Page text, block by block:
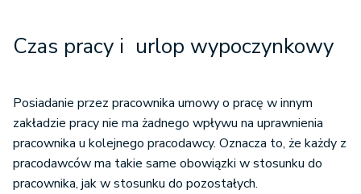
Czas pracy i urlop wypoczynkowy
Posiadanie przez pracownika umowy o pracę w innym
zakładzie pracy nie ma żadnego wpływu na uprawnienia
pracownika u kolejnego pracodawcy. Oznacza to, że każdy z
pracodawców ma takie same obowiązki w stosunku do
pracownika, jak w stosunku do pozostałych.